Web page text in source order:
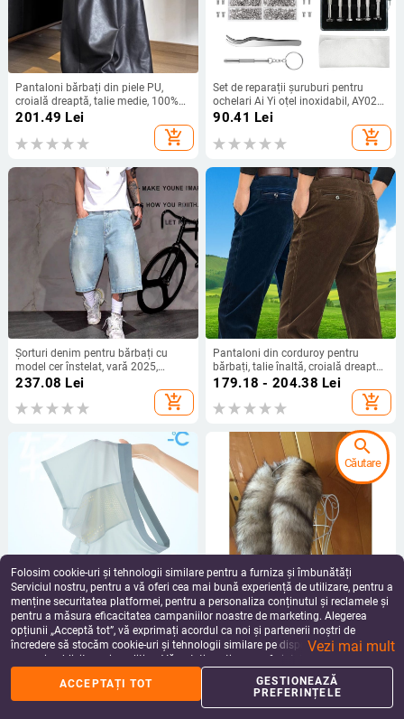
Pantaloni bărbați din piele PU,
croială dreaptă, talie medie, 100%
piele artificială, culoare uni
201.49 Lei
add_shopping_cart
Set de reparații șuruburi pentru
ochelari Ai Yi oțel inoxidabil, AY020
model, set combinat, 18 tipuri de
90.41 Lei
add_shopping_cart
Șorturi denim pentru bărbați cu
model cer înstelat, vară 2025,
croială dreaptă lejeră, lungime până
237.08 Lei
add_shopping_cart
Pantaloni din corduroy pentru
bărbați, talie înaltă, croială dreaptă
lejeră, casual toamna-iarna
179.18 - 204.38 Lei
add_shopping_cart
Chiloți boxer bărbătești din ice silk,
vară, fără cusături, ultra-subțiri,
respirabili, antibacterieni, mărimi
53.34Lei
add_shopping_cart
Fular din blană de vulpe reală,
culoare naturală, unisex, casual,
lung de aproximativ 80 cm, oversize
188.56 - 197.41Lei
add_shopping_cart
Folosim cookie-uri și tehnologii similare pentru a furniza și îmbunătăți
Serviciul nostru, pentru a vă oferi cea mai bună experiență de utilizare, pentru a
menține securitatea platformei, pentru a personaliza conținutul și reclamele și
pentru a măsura eficacitatea campaniilor noastre de marketing. Alegerea
opțiunii „Acceptă tot”, vă exprimați acordul ca noi și partenerii noștri de
încredere să stocăm cookie-uri și tehnologii similare pe dispozitivul dvs. în
scopuri publicitare și analitice. Vă puteți gestiona preferințele în orice moment
făcând clic pe „Gestionează preferințele”. Pentru mai multe informații, vă
rugăm să consultațiPolitica noastră de confidențialitate.
Vezi mai mult
ACCEPTAȚI TOT
GESTIONEAZĂ
PREFERINȚELE
search
Căutare